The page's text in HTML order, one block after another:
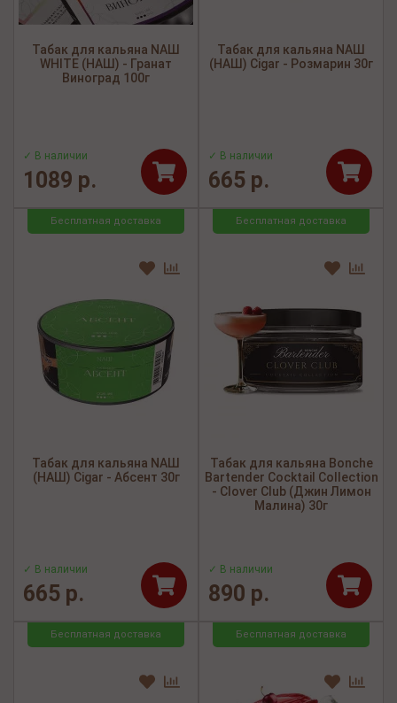
Табак для кальяна NАШ
WHITE (НАШ) - Гранат
Виноград 100г
✓ В наличии
1089 р.
Табак для кальяна NАШ
(НАШ) Cigar - Розмарин 30г
✓ В наличии
665 р.
Бесплатная доставка
Табак для кальяна NАШ
(НАШ) Cigar - Абсент 30г
✓ В наличии
665 р.
Бесплатная доставка
Табак для кальяна Bonche
Bartender Cocktail Collection
- Clover Club (Джин Лимон
Малина) 30г
✓ В наличии
890 р.
Бесплатная доставка Бесплатная доставка